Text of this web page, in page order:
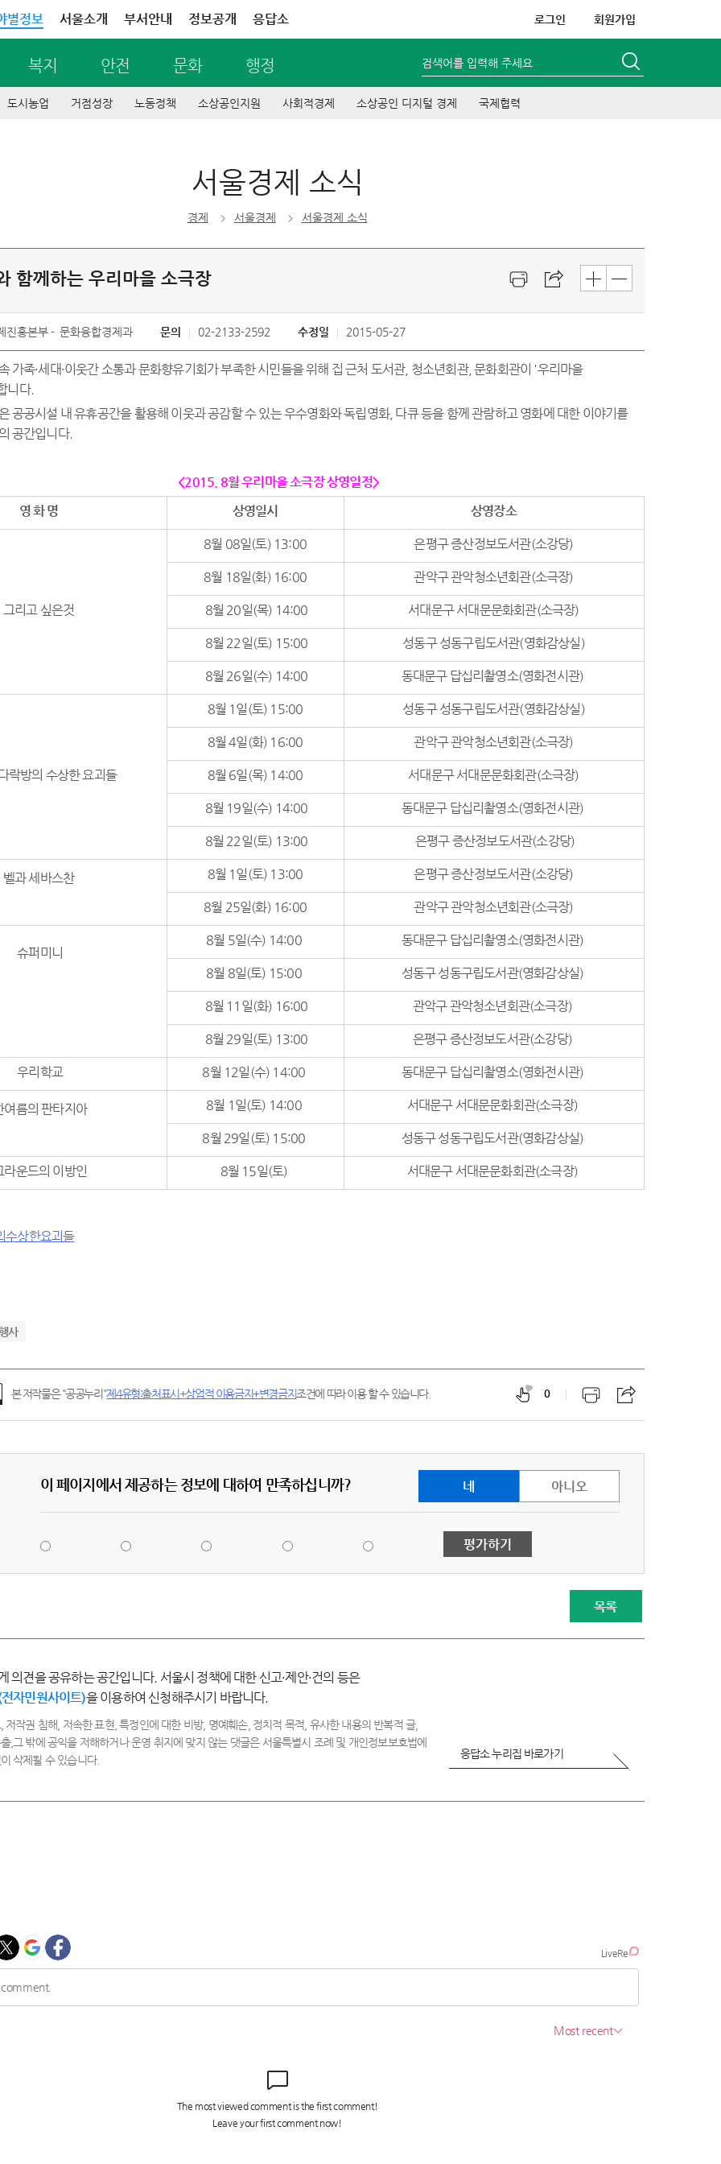
별정보 서울소개 부서안내 정보공개 응답소 로그인 회원가입
복지 안전 문화 행정 검색어를 입력해 주세요
도시농업 거점성장 노동정책 소상공인지원 사회적경제 소상공인 디지털 경제 국제협력
서울경제 소식
경제 서울경제 서울경제 소식
함께하는 우리마을 소극장
진흥본부 문화융합경제과 문의 02-2133-2592 수정일 2015-05-27
가족·세대·이웃간 소통과 문화향유기회가 부족한 시민들을 위해 집 근처 도서관, 청소년회관, 문화회관이 '우리마을
니다.
공공시설 내 유휴공간을 활용해 이웃과 공감할 수 있는 우수영화와 독립영화, 다큐 등을 함께 관람하고 영화에 대한 이야기를
공간입니다.
<2015. 8월 우리마을 소극장 상영일정>
영 화 명
상영일시 상영장소
그리고 싶은것
8월 08일(토) 13:00 은평구 증산정보도서관(소강당)
8월 18일(화) 16:00 관악구 관악청소년회관(소극장)
8월 20일(목) 14:00 서대문구 서대문문화회관(소극장)
8월 22일(토) 15:00 성동구 성동구립도서관(영화감상실)
8월 26일(수) 14:00 동대문구 답십리촬영소(영화전시관)
락방의 수상한 요괴들
8월 1일(토) 15:00 성동구 성동구립도서관(영화감상실)
8월 4일(화) 16:00 관악구 관악청소년회관(소극장)
8월 6일(목) 14:00 서대문구 서대문문화회관(소극장)
8월 19일(수) 14:00 동대문구 답십리촬영소(영화전시관)
8월 22일(토) 13:00 은평구 증산정보도서관(소강당)
벨과 세바스찬 8월 1일(토) 13:00 은평구 증산정보도서관(소강당)
8월 25일(화) 16:00 관악구 관악청소년회관(소극장)
슈퍼미니
8월 5일(수) 14:00 동대문구 답십리촬영소(영화전시관)
8월 8일(토) 15:00 성동구 성동구립도서관(영화감상실)
8월 11일(화) 16:00 관악구 관악청소년회관(소극장)
8월 29일(토) 13:00 은평구 증산정보도서관(소강당)
우리학교 8월 12일(수) 14:00 동대문구 답십리촬영소(영화전시관)
름의 판타지아 8월 1일(토) 14:00 서대문구 서대문문화회관(소극장)
8월 29일(토) 15:00 성동구 성동구립도서관(영화감상실)
운드의 이방인 8월 15일(토) 서대문구 서대문문화회관(소극장)
사
0
본 저작물은 "공공누리"제4유형:출처표시+상업적 이용금지+변경금지조건에 따라 이용 할 수 있습니다.
이 페이지에서 제공하는 정보에 대하여 만족하십니까? 네 아니오
평가하기
목록
의견을 공유하는 공간입니다. 서울시 정책에 대한 신고·제안·건의 등은
자민원사이트)을 이용하여 신청해주시기 바랍니다.
저작권 침해, 저속한 표현, 특정인에 대한 비방, 명예훼손, 정치적 목적, 유사한 내용의 반복적 글,
,그 밖에 공익을 저해하거나 운영 취지에 맞지 않는 댓글은 서울특별시 조례 및 개인정보보호법에
삭제될 수 있습니다.
응답소 누리집 바로가기